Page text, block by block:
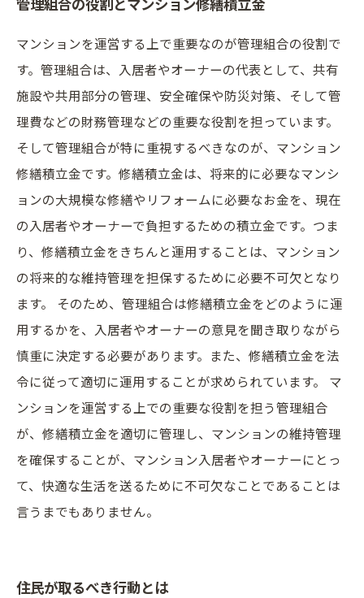
マンションを運営する上で重要なのが管理組合の役割で
す。管理組合は、入居者やオーナーの代表として、共有
施設や共用部分の管理、安全確保や防災対策、そして管
理費などの財務管理などの重要な役割を担っています。
そして管理組合が特に重視するべきなのが、マンション
修繕積立金です。修繕積立金は、将来的に必要なマンシ
ョンの大規模な修繕やリフォームに必要なお金を、現在
の入居者やオーナーで負担するための積立金です。つま
り、修繕積立金をきちんと運用することは、マンション
の将来的な維持管理を担保するために必要不可欠となり
ます。 そのため、管理組合は修繕積立金をどのように運
用するかを、入居者やオーナーの意見を聞き取りながら
慎重に決定する必要があります。また、修繕積立金を法
令に従って適切に運用することが求められています。 マ
ンションを運営する上での重要な役割を担う管理組合
が、修繕積立金を適切に管理し、マンションの維持管理
を確保することが、マンション入居者やオーナーにとっ
て、快適な生活を送るために不可欠なことであることは
言うまでもありません。
住民が取るべき行動とは